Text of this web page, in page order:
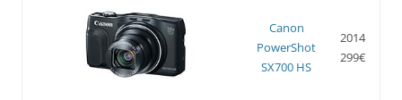
Canon
PowerShot
SX700 HS
2014
299€